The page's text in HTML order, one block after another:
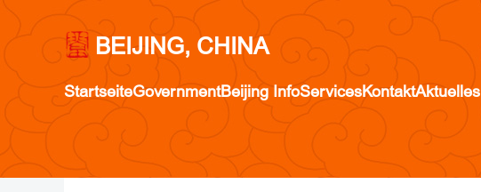
BEIJING, CHINA
StartseiteGovernmentBeijing InfoServicesKontaktAktuelles